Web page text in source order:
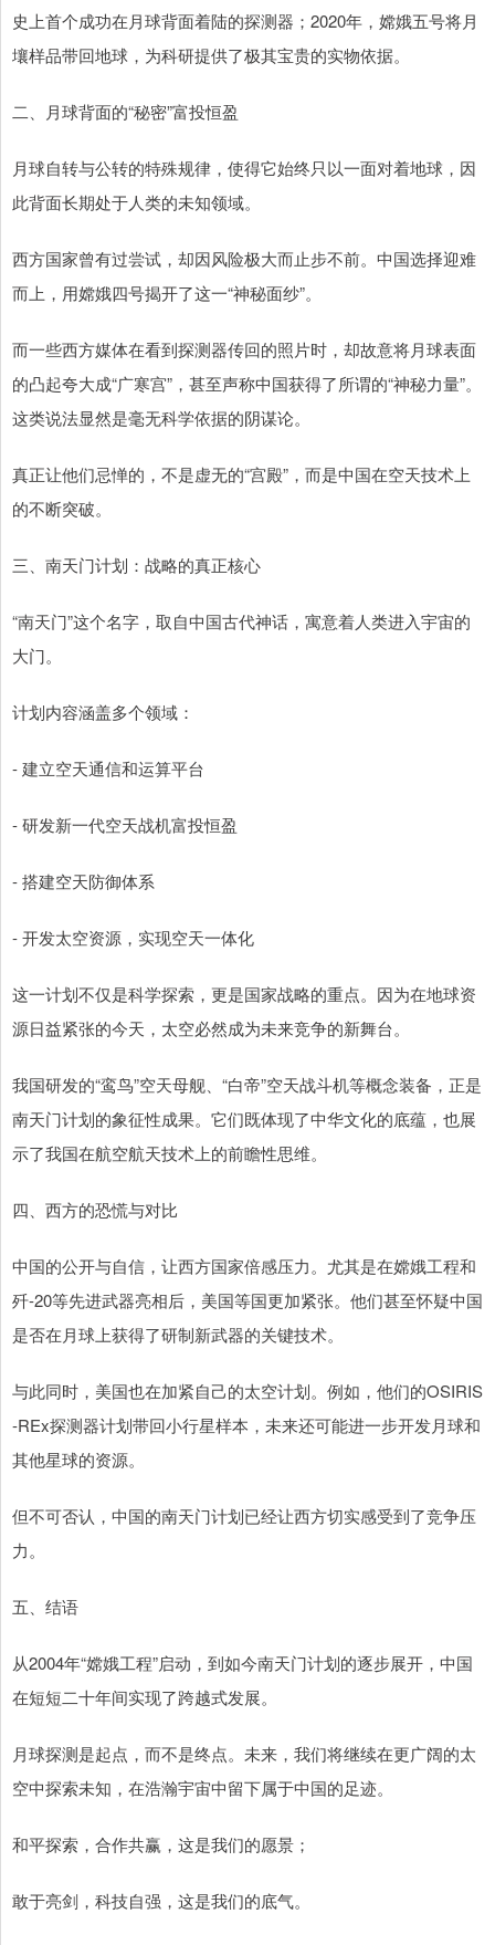
史上首个成功在月球背面着陆的探测器；2020年，嫦娥五号将月
壤样品带回地球，为科研提供了极其宝贵的实物依据。
二、月球背面的“秘密”富投恒盈
月球自转与公转的特殊规律，使得它始终只以一面对着地球，因
此背面长期处于人类的未知领域。
西方国家曾有过尝试，却因风险极大而止步不前。中国选择迎难
而上，用嫦娥四号揭开了这一“神秘面纱”。
而一些西方媒体在看到探测器传回的照片时，却故意将月球表面
的凸起夸大成“广寒宫”，甚至声称中国获得了所谓的“神秘力量”。
这类说法显然是毫无科学依据的阴谋论。
真正让他们忌惮的，不是虚无的“宫殿”，而是中国在空天技术上
的不断突破。
三、南天门计划：战略的真正核心
“南天门”这个名字，取自中国古代神话，寓意着人类进入宇宙的
大门。
计划内容涵盖多个领域：
- 建立空天通信和运算平台
- 研发新一代空天战机富投恒盈
- 搭建空天防御体系
- 开发太空资源，实现空天一体化
这一计划不仅是科学探索，更是国家战略的重点。因为在地球资
源日益紧张的今天，太空必然成为未来竞争的新舞台。
我国研发的“鸾鸟”空天母舰、“白帝”空天战斗机等概念装备，正是
南天门计划的象征性成果。它们既体现了中华文化的底蕴，也展
示了我国在航空航天技术上的前瞻性思维。
四、西方的恐慌与对比
中国的公开与自信，让西方国家倍感压力。尤其是在嫦娥工程和
歼-20等先进武器亮相后，美国等国更加紧张。他们甚至怀疑中国
是否在月球上获得了研制新武器的关键技术。
与此同时，美国也在加紧自己的太空计划。例如，他们的OSIRIS
-REx探测器计划带回小行星样本，未来还可能进一步开发月球和
其他星球的资源。
但不可否认，中国的南天门计划已经让西方切实感受到了竞争压
力。
五、结语
从2004年“嫦娥工程”启动，到如今南天门计划的逐步展开，中国
在短短二十年间实现了跨越式发展。
月球探测是起点，而不是终点。未来，我们将继续在更广阔的太
空中探索未知，在浩瀚宇宙中留下属于中国的足迹。
和平探索，合作共赢，这是我们的愿景；
敢于亮剑，科技自强，这是我们的底气。